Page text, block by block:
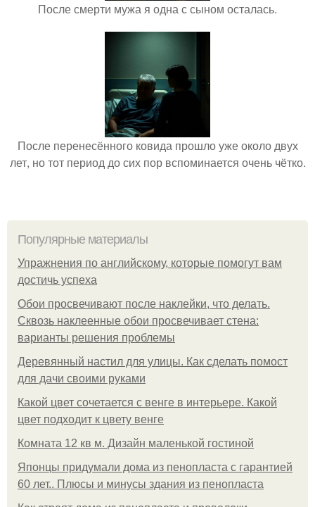
После смерти мужа я одна с сыном осталась.
После перенесённого ковида прошло уже около двух
лет, но тот период до сих пор вспоминается очень чётко.
Популярные материалы
Упражнения по английскому, которые помогут вам
достичь успеха
Обои просвечивают после наклейки, что делать.
Сквозь наклеенные обои просвечивает стена:
варианты решения проблемы
Деревянный настил для улицы. Как сделать помост
для дачи своими руками
Какой цвет сочетается с венге в интерьере. Какой
цвет подходит к цвету венге
Комната 12 кв м. Дизайн маленькой гостиной
Японцы придумали дома из пенопласта с гарантией
60 лет.. Плюсы и минусы здания из пенопласта